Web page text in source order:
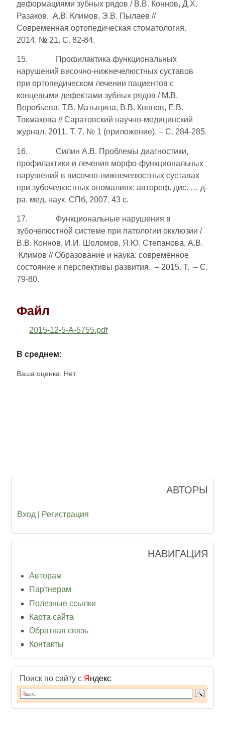
деформациями зубных рядов / В.В. Коннов, Д.Х.
Разаков, А.В. Климов, Э.В. Пылаев //
Современная ортопедическая стоматология.
2014. № 21. С. 82-84.
15. Профилактика функциональных
нарушений височно-нижнечелюстных суставов
при ортопедическом лечении пациентов с
концевыми дефектами зубных рядов / М.В.
Воробьева, Т.В. Матыцина, В.В. Коннов, Е.В.
Токмакова // Саратовский научно-медицинский
журнал. 2011. Т. 7. № 1 (приложение). – С. 284-285.
16. Силин А.В. Проблемы диагностики,
профилактики и лечения морфо-функциональных
нарушений в височно-нижнечелюстных суставах
при зубочелюстных аномалиях: автореф. дис. … д-
ра. мед. наук. СПб, 2007. 43 c.
17. Функциональные нарушения в
зубочелюстной системе при патологии окклюзии /
В.В. Коннов, И.И. Шоломов, Я.Ю. Степанова, А.В.
Климов // Образование и наука: современное
состояние и перспективы развития. – 2015. Т. – С.
79-80.
Файл
2015-12-5-A-5755.pdf
В среднем:
Ваша оценка: Нет
АВТОРЫ
Вход Регистрация
НАВИГАЦИЯ
Авторам
Партнерам
Полезные ссылки
Карта сайта
Обратная связь
Контакты
Поиск по сайту с Я ндекс